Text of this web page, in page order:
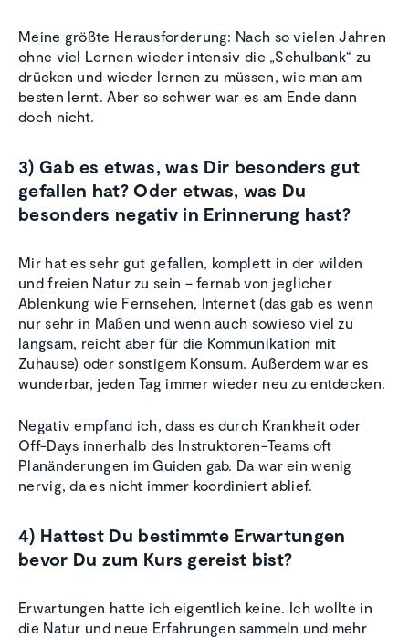
Meine größte Herausforderung: Nach so vielen Jahren
ohne viel Lernen wieder intensiv die „Schulbank“ zu
drücken und wieder lernen zu müssen, wie man am
besten lernt. Aber so schwer war es am Ende dann
doch nicht.
3) Gab es etwas, was Dir besonders gut
gefallen hat? Oder etwas, was Du
besonders negativ in Erinnerung hast?
Mir hat es sehr gut gefallen, komplett in der wilden
und freien Natur zu sein – fernab von jeglicher
Ablenkung wie Fernsehen, Internet (das gab es wenn
nur sehr in Maßen und wenn auch sowieso viel zu
langsam, reicht aber für die Kommunikation mit
Zuhause) oder sonstigem Konsum. Außerdem war es
wunderbar, jeden Tag immer wieder neu zu entdecken.
Negativ empfand ich, dass es durch Krankheit oder
Off-Days innerhalb des Instruktoren-Teams oft
Planänderungen im Guiden gab. Da war ein wenig
nervig, da es nicht immer koordiniert ablief.
4) Hattest Du bestimmte Erwartungen
bevor Du zum Kurs gereist bist?
Erwartungen hatte ich eigentlich keine. Ich wollte in
die Natur und neue Erfahrungen sammeln und mehr